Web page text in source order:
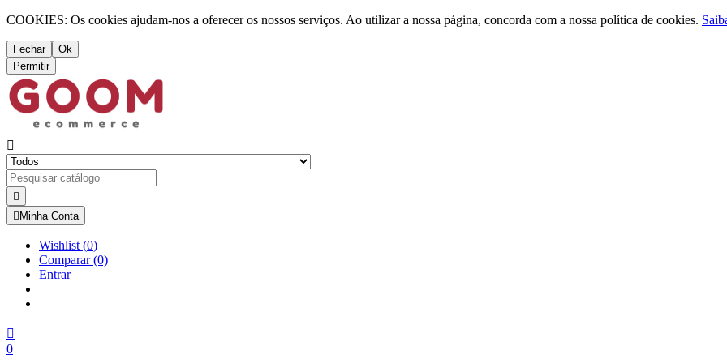
COOKIES: Os cookies ajudam-nos a oferecer os nossos serviços. Ao utilizar a nossa página, concorda com a nossa política de cookies.
Fechar
Ok
Permitir


 Minha Conta
Wishlist (0)
Comparar(0)
Entrar

0